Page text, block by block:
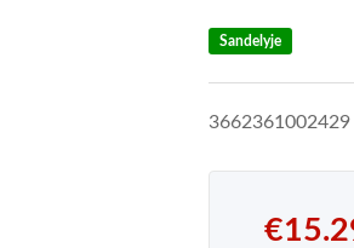
Sandelyje
3662361002429
€